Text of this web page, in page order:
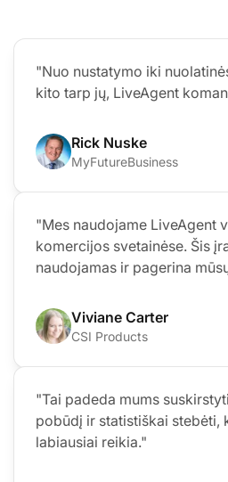
"Nuo nustatymo iki
kito tarp jų, LiveAgent
Rick Nuske
MyFutureBusiness
"Mes naudojame LiveAgent
komercijos svetainėse. Šis
naudojamas ir pagerina
Viviane Carter
CSI Products
"Tai padeda mums
pobūdį ir statistiškai stebėti,
labiausiai reikia."